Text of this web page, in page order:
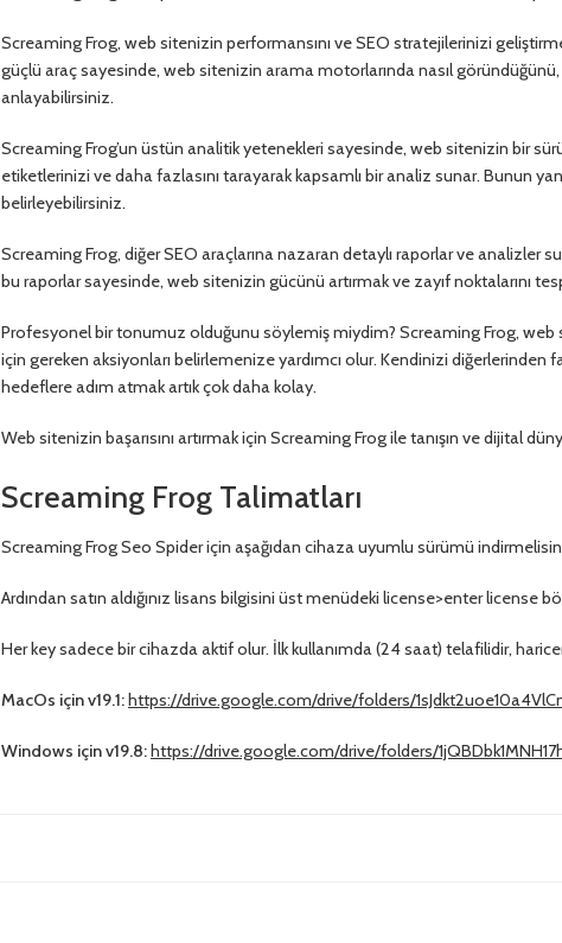
Screaming Frog, web sitenizin performansını ve SEO stratejilerinizi
güçlü araç sayesinde, web sitenizin arama motorlarında nasıl göründüğünü,
anlayabilirsiniz.
Screaming Frog’un üstün analitik yetenekleri sayesinde, web sitenizin bir sürü
etiketlerinizi ve daha fazlasını tarayarak kapsamlı bir analiz sunar. Bunun
belirleyebilirsiniz.
Screaming Frog, diğer SEO araçlarına nazaran detaylı raporlar ve
bu raporlar sayesinde, web sitenizin gücünü artırmak ve zayıf noktalarını
Profesyonel bir tonumuz olduğunu söylemiş miydim? Screaming Frog,
için gereken aksiyonları belirlemenize yardımcı olur. Kendinizi diğerlerinden
hedeflere adım atmak artık çok daha kolay.
Web sitenizin başarısını artırmak için Screaming Frog ile tanışın ve dijital
Screaming Frog Talimatları
Screaming Frog Seo Spider için aşağıdan cihaza uyumlu sürümü
Ardından satın aldığınız lisans bilgisini üst menüdeki license>enter license
Her key sadece bir cihazda aktif olur. İlk kullanımda (24 saat) telafilidir,
MacOs için v19.1:https://drive.google.com/drive/folders/
Windows için v19.8:https://drive.google.com/drive/folders/